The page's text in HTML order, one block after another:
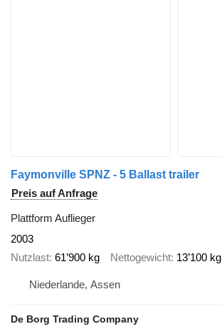
Faymonville SPNZ - 5 Ballast trailer
Preis auf Anfrage
Plattform Auflieger
2003
Nutzlast 61’900 kg Nettogewicht 13’100 kg
Niederlande, Assen
De Borg Trading Company